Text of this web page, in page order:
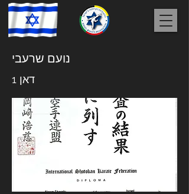
נועם שרעבי
דאן 1